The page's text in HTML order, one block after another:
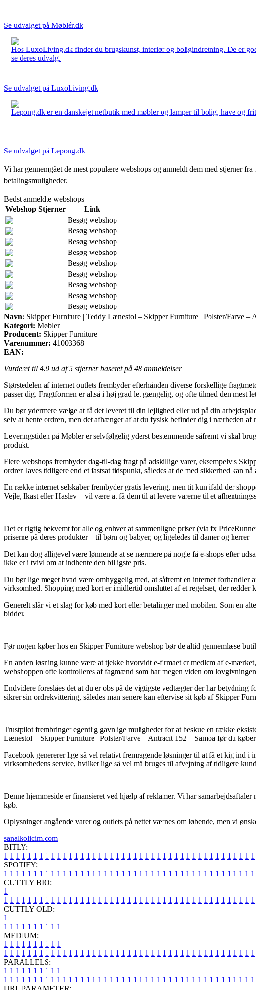
Se udvalget på Møblér.dk
Hos LuxoLiving.dk finder du brugskunst, interiør og boligindretning. De er
se deres udvalg.
Se udvalget på LuxoLiving.dk
Lepong.dk er en danskejet netbutik med møbler og lamper til bolig, have og
Se udvalget på Lepong.dk
Vi har gennemgået de mest populære webshops og anmeldt dem med stjerner
betalingsmuligheder.
Bedst anmeldte webshops
Webshop Stjerner
Link
Besøg webshop
Besøg webshop
Besøg webshop
Besøg webshop
Besøg webshop
Besøg webshop
Besøg webshop
Besøg webshop
Besøg webshop
Navn: Skipper Furniture | Teddy Lænestol – Skipper Furniture | Polster/Farve –
Kategori: Møbler
Producent: Skipper Furniture
Varenummer: 41003368
EAN:
Vurderet til 4.9 ud af 5 stjerner baseret på 48 anmeldelser
Størstedelen af internet outlets frembyder efterhånden diverse forskellige
passer dig. Fragtformen er altså i høj grad let gængelig, og ofte tilmed den
Du bør ydermere vælge at få det leveret til din lejlighed eller ud på din
selv at hente ordren, men det afhænger af at du fysisk befinder dig i nærheden af
Leveringstiden på Møbler er selvfølgelig yderst bestemmende såfremt vi skal
produkt.
Flere webshops frembyder dag-til-dag fragt på adskillige varer, eksempelvis
ordren laves tidligere end et fastsat tidspunkt, således at de med sikkerhed kan
En række internet selskaber frembyder gratis levering, men tit kun ifald der
Vejle, Ikast eller Haslev – vil være at få dem til at levere varerne til et
Det er rigtig bekvemt for alle og enhver at sammenligne priser (via fx
priserne på deres produkter – til børn og babyer, og ligeledes til damer og herrer
Det kan dog alligevel være lønnende at se nærmere på nogle få e-shops efter
ikke er i tvivl om at indhente den billigste pris.
Du bør lige meget hvad være omhyggelig med, at såfremt en internet forhandler
virksomhed. Shopping med kort er imidlertid omsluttet af et regelsæt, der redder
Generelt slår vi et slag for køb med kort eller betalinger med mobilen. Som en
bidder.
Før nogen køber hos en Skipper Furniture webshop bør de altid gennemlæse
En anden løsning kunne være at tjekke hvorvidt e-firmaet er medlem af e-
webshoppen ofte kontrolleres af fagmænd som har megen viden om
Endvidere foreslåes det at du er obs på de vigtigste vedtægter der har
sikrer sin ordrekvittering, således man senere kan eftervise sit køb af Skipper
Trustpilot frembringer egentlig gavnlige muligheder for at beskue en række
Lænestol – Skipper Furniture | Polster/Farve – Antracit 152 – Samoa før du køber.
Facebook genererer lige så vel relativt fremragende løsninger til at få et kig ind
virksomhedens service, hvilket lige så vel må bruges til afvejning af tidligere
Denne hjemmeside er finansieret ved hjælp af reklamer. Vi har
køb.
Oplysninger angående varer og outlets på nettet værnes om løbende, men vi
sanalkolicim.com
BITLY:
1 1 1 1 1 1 1 1 1 1 1 1 1 1 1 1 1 1 1 1 1 1 1 1 1 1 1 1 1 1 1 1 1 1 1 1 1 1 1 1 1 1 1
SPOTIFY:
1 1 1 1 1 1 1 1 1 1 1 1 1 1 1 1 1 1 1 1 1 1 1 1 1 1 1 1 1 1 1 1 1 1 1 1 1 1 1 1 1 1 1
CUTTLY BIO:
1
1 1 1 1 1 1 1 1 1 1 1 1 1 1 1 1 1 1 1 1 1 1 1 1 1 1 1 1 1 1 1 1 1 1 1 1 1 1 1 1 1 1 1
CUTTLY OLD:
1
1 1 1 1 1 1 1 1 1 1
MEDIUM:
1 1 1 1 1 1 1 1 1 1
1 1 1 1 1 1 1 1 1 1 1 1 1 1 1 1 1 1 1 1 1 1 1 1 1 1 1 1 1 1 1 1 1 1 1 1 1 1 1 1 1 1 1
PARALLELS:
1 1 1 1 1 1 1 1 1 1
1 1 1 1 1 1 1 1 1 1 1 1 1 1 1 1 1 1 1 1 1 1 1 1 1 1 1 1 1 1 1 1 1 1 1 1 1 1 1 1 1 1 1
URL PARAMETER: